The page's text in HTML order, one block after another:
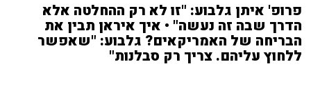
פרופ' איתן גלבוע: "זו לא רק ההחלטה אלא
הדרך שבה זה נעשה" • איך איראן תבין את
הבריחה של האמריקאים? גלבוע: "שאפשר
ללחוץ עליהם. צריך רק סבלנות"